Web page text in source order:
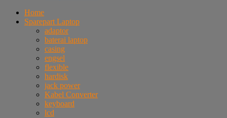
Home
Sparepart Laptop
adaptor
baterai laptop
casing
engsel
flexible
hardisk
jack power
Kabel Converter
keyboard
lcd